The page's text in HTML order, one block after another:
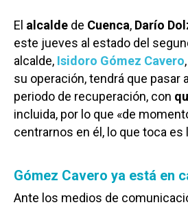
El alcalde de Cuenca, Darío
este jueves al estado del
alcalde, Isidoro Gómez Cavero
su operación, tendrá que pasar
periodo de recuperación, con
incluida, por lo que «de
centrarnos en él, lo que toca es
Gómez Cavero ya está en
Ante los medios de